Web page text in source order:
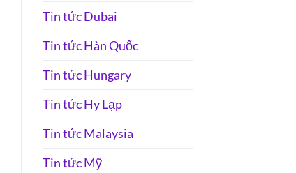
Tin tức Dubai
Tin tức Hàn Quốc
Tin tức Hungary
Tin tức Hy Lạp
Tin tức Malaysia
Tin tức Mỹ